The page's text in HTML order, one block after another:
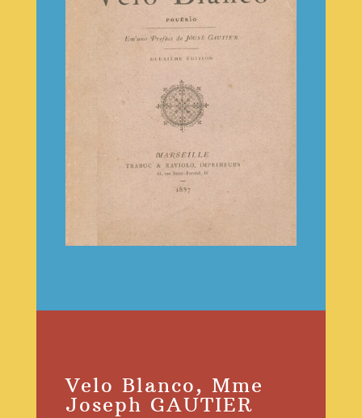
Velo Blanco, Mme
Joseph GAUTIER